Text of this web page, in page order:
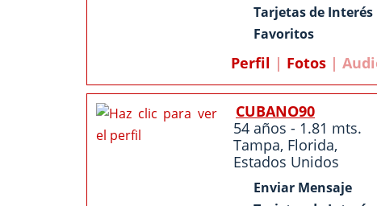
Tarjetas de Interés
Favoritos
Perfil | Fotos |
CUBANO90
54 años - 1.81 mts.
Tampa, Florida,
Estados Unidos
Enviar Mensaje